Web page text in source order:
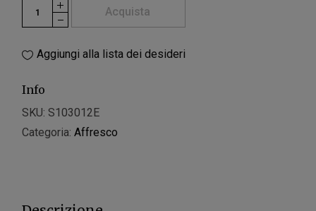
Acquista
Aggiungi alla lista dei desideri
Info
SKU:S103012E
Categoria:Affresco